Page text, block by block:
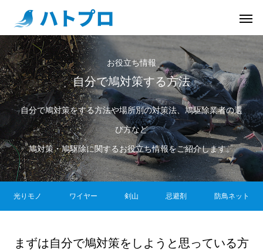
お役立ち情報
自分で鳩対策する方法
自分で鳩対策をする方法や場所別の対策法、鳩駆除業者の選
び方など
鳩対策・鳩駆除に関するお役立ち情報をご紹介します。
光りモノ ワイヤー 剣山 忌避剤 防鳥ネット
まずは自分で鳩対策をしようと思っている方